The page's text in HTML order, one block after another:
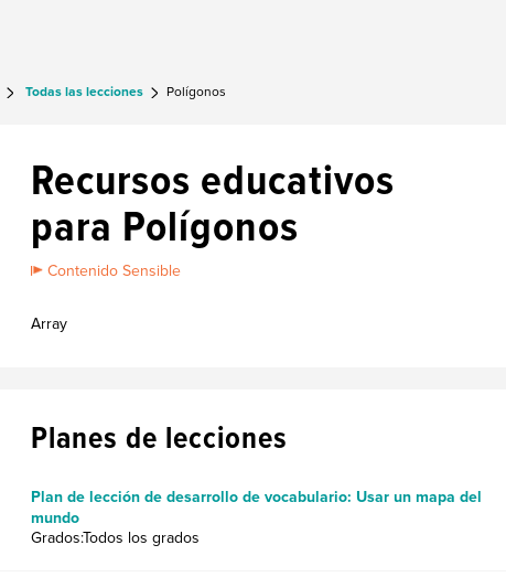
Todas las lecciones Polígonos
Recursos educativos
para Polígonos
Contenido Sensible
Array
Planes de lecciones
Plan de lección de desarrollo de vocabulario: Usar un mapa del
mundo
Grados:Todos los grados